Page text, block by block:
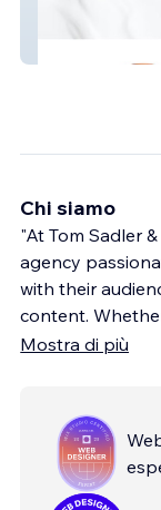
Chi siamo
"At Tom Sadler
agency
with their
content.
Mostra di più